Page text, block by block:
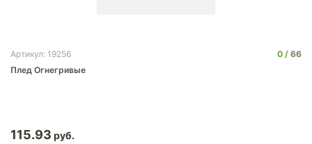
Артикул: 19256 0
66
Плед Огнегривые
115.93